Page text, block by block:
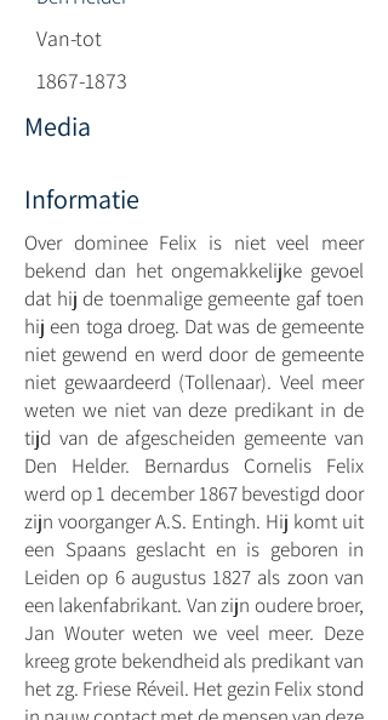
Van-tot
1867-1873
Media
Informatie
Over dominee Felix is niet veel meer
bekend dan het ongemakkelijke gevoel
dat hij de toenmalige gemeente gaf toen
hij een toga droeg. Dat was de gemeente
niet gewend en werd door de gemeente
niet gewaardeerd (Tollenaar). Veel meer
weten we niet van deze predikant in de
tijd van de afgescheiden gemeente van
Den Helder. Bernardus Cornelis Felix
werd op 1 december 1867 bevestigd door
zijn voorganger A.S. Entingh. Hij komt uit
een Spaans geslacht en is geboren in
Leiden op 6 augustus 1827 als zoon van
een lakenfabrikant. Van zijn oudere broer,
Jan Wouter weten we veel meer. Deze
kreeg grote bekendheid als predikant van
het zg. Friese Réveil. Het gezin Felix stond